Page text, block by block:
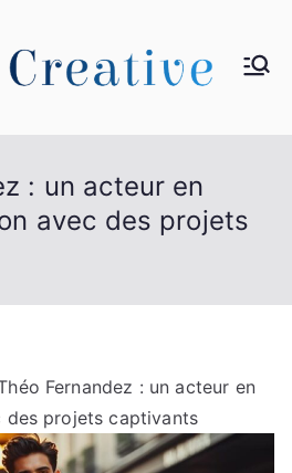
Cr
e
: un acteur en
avec des projets
Fernandez : un acteur en
des projets captivants